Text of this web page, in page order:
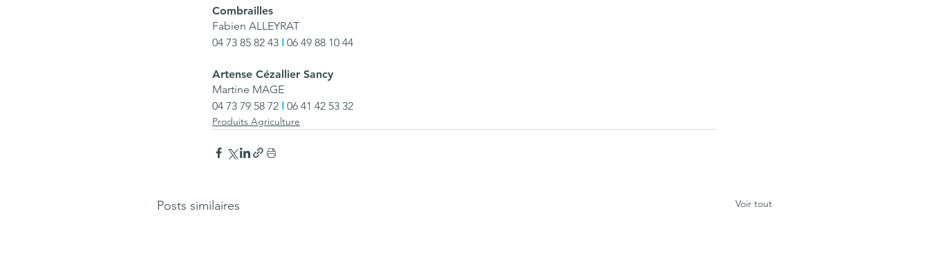
Combrailles
Fabien ALLEYRAT
04 73 85 82 43 I 06 49 88 10 44
Artense Cézallier Sancy
Martine MAGE
04 73 79 58 72 I 06 41 42 53 32
Produits Agriculture
Posts similaires Voir tout